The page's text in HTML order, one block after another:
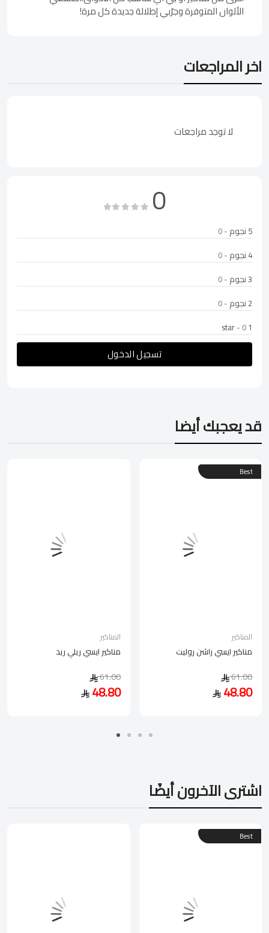
الألوان المتوفرة وجرّبي إطلالة جديدة كل مرة!
اخر المراجعات
لا توجد مراجعات
0
5 نجوم
- 0
4 نجوم
- 0
3 نجوم
- 0
2 نجوم
- 0
1 star
- 0
تسجيل الدخول
قد يعجبك أيضا
المناكير
مناكير ايسي ريلي ريد
61.00
48.80
Best
المناكير
مناكير ايسي راشن روليت
61.00
48.80
اشترى الآخرون أيضًا
Best